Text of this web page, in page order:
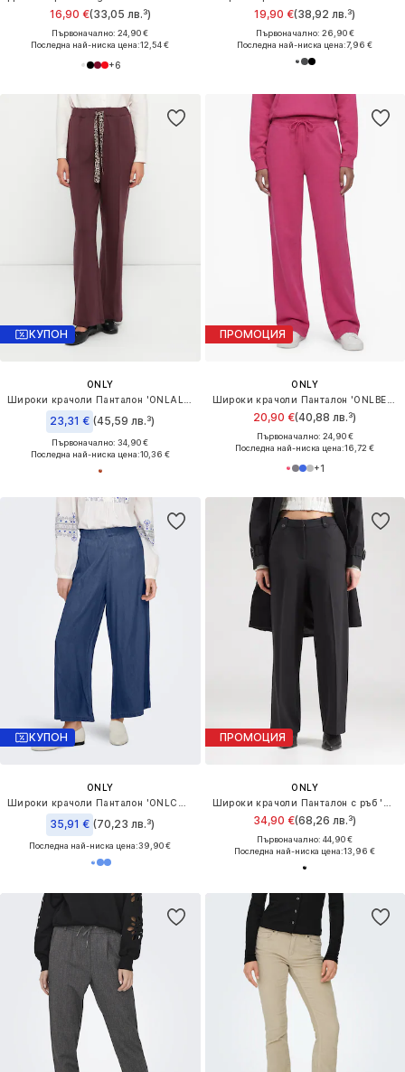
16,90 €(33,05 лв.³)
Първоначално: 24,90 €
Последна най-ниска цена:12,54 €
+6
19,90 €(38,92 лв.³)
Първоначално: 26,90 €
Последна най-ниска цена:7,96 €
КУПОН
ONLY
23,31 € (45,59 лв.³)
Първоначално: 34,90 €
Последна най-ниска цена:10,36 €
ПРОМОЦИЯ
ONLY
20,90 €(40,88 лв.³)
Първоначално: 24,90 €
Последна най-ниска цена:16,72 €
+1
КУПОН
ONLY
35,91 € (70,23 лв.³)
Последна най-ниска цена:39,90 €
ПРОМОЦИЯ
ONLY
34,90 €(68,26 лв.³)
Първоначално: 44,90 €
Последна най-ниска цена:13,96 €